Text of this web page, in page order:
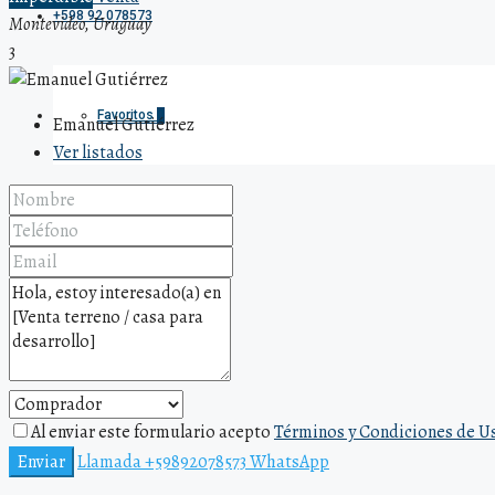
+598 92 078573
Favoritos 0
Montevideo, Uruguay
3
Emanuel Gutiérrez
Ver listados
Al enviar este formulario aceptoTérminos y Condiciones de
Enviar Llamada+59892078573WhatsApp